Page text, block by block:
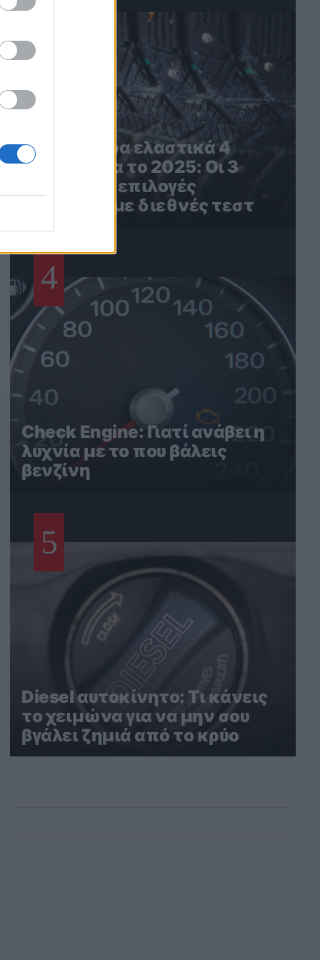
Τα καλύτερα ελαστικά 4
εποχών για το 2025: Οι 3
καλύτερες επιλογές
σύμφωνα με διεθνές τεστ
4
Check Engine: Γιατί ανάβει η
λυχνία με το που βάλεις
βενζίνη
5
Diesel αυτοκίνητο: Τι κάνεις
το χειμώνα για να μην σου
βγάλει ζημιά από το κρύο